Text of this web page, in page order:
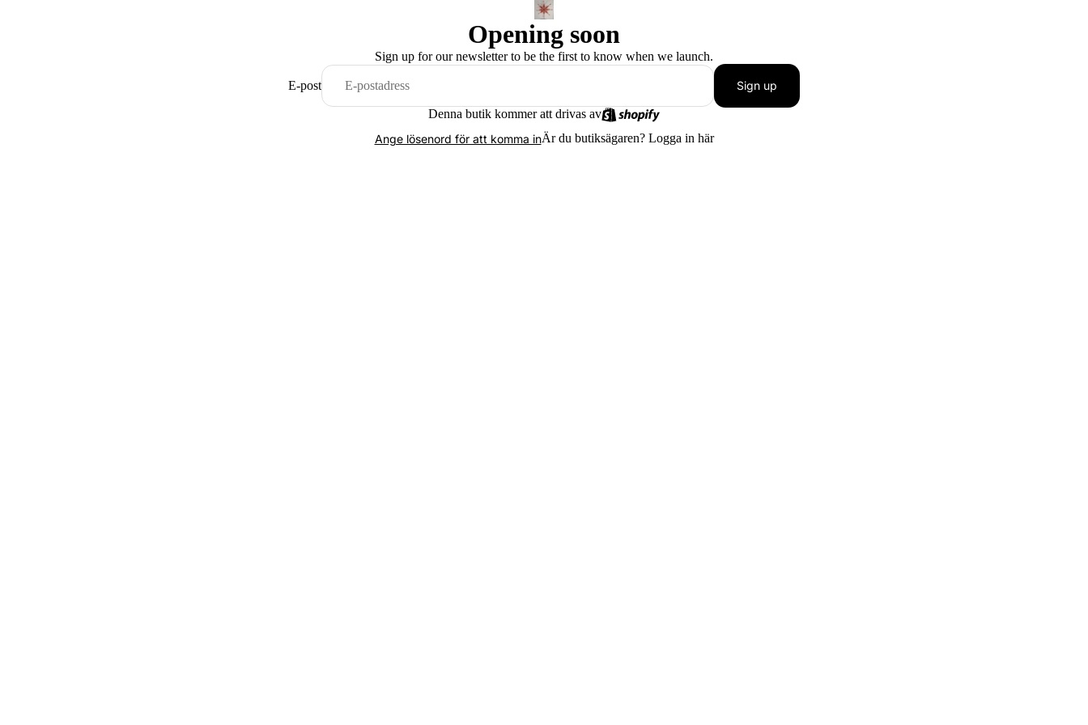
Opening soon
Sign up for our newsletter to be the first to know when we launch.
E-post Sign up
Denna butik kommer att drivas av
Ange lösenord för att komma inÄr du butiksägaren? Logga in här